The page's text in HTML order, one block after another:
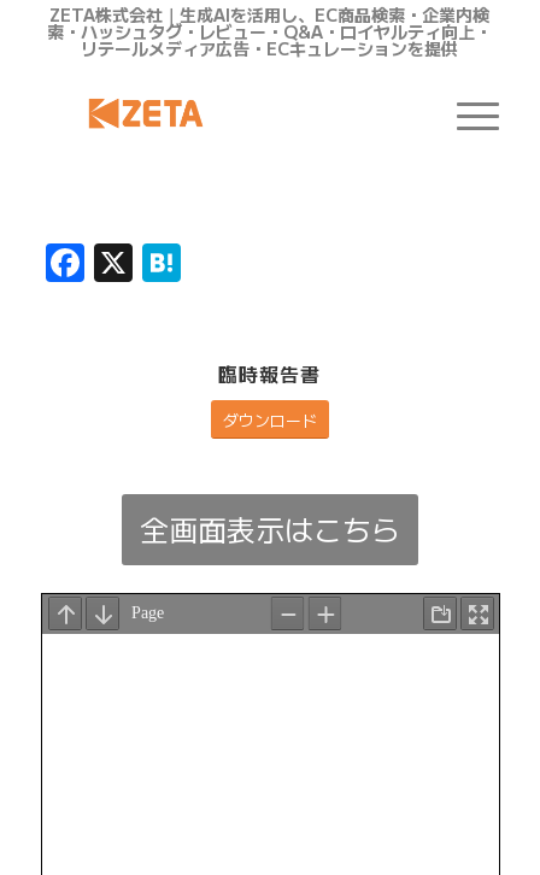
ZETA株式会社｜生成AIを活用し、EC商品検索・企業内検
索・ハッシュタグ・レビュー・Q&A・ロイヤルティ向上・
リテールメディア広告・ECキュレーションを提供
Facebook
X Hatena
臨時報告書
ダウンロード
全画面表示はこちら